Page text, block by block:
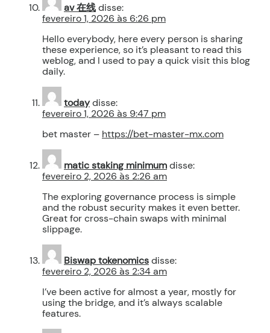
av 在线disse:
fevereiro 1, 2026 às 6:26 pm
Hello everybody, here every person is sharing
these experience, so it’s pleasant to read this
weblog, and I used to pay a quick visit this blog
daily.
todaydisse:
fevereiro 1, 2026 às 9:47 pm
bet master – https://bet-master-mx.com
matic staking minimumdisse:
fevereiro 2, 2026 às 2:26 am
The exploring governance process is simple
and the robust security makes it even better.
Great for cross-chain swaps with minimal
slippage.
Biswap tokenomicsdisse:
fevereiro 2, 2026 às 2:34 am
I’ve been active for almost a year, mostly for
using the bridge, and it’s always scalable
features.